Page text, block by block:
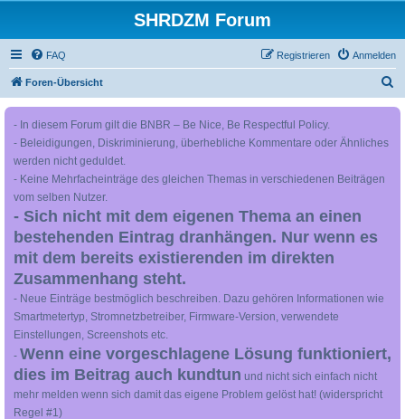
SHRDZM Forum
FAQ Anmelden
Registrieren
Foren-Übersicht
- In diesem Forum gilt die BNBR – Be Nice, Be Respectful Policy.
- Beleidigungen, Diskriminierung, überhebliche Kommentare oder Ähnliches
werden nicht geduldet.
- Keine Mehrfacheinträge des gleichen Themas in verschiedenen Beiträgen
vom selben Nutzer.
- Sich nicht mit dem eigenen Thema an einen
bestehenden Eintrag dranhängen. Nur wenn es
mit dem bereits existierenden im direkten
Zusammenhang steht.
- Neue Einträge bestmöglich beschreiben. Dazu gehören Informationen wie
Smartmetertyp, Stromnetzbetreiber, Firmware-Version, verwendete
Einstellungen, Screenshots etc.
- Wenn eine vorgeschlagene Lösung funktioniert,
dies im Beitrag auch kundtun und nicht sich einfach nicht
mehr melden wenn sich damit das eigene Problem gelöst hat! (widerspricht
Regel #1)